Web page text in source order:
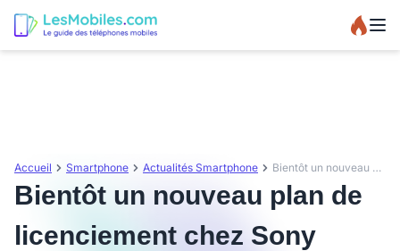
Accueil Smartphone Actualités Smartphone Bientôt un nouveau plan de licenciement chez Sony Mobile
Bientôt un nouveau plan de
licenciement chez Sony